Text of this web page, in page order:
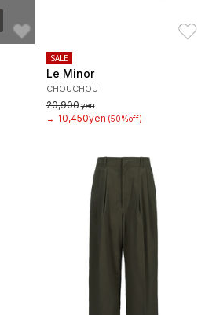
SALE
Le Minor
CHOUCHOU
20,900yen
→
10,450yen (50%off)